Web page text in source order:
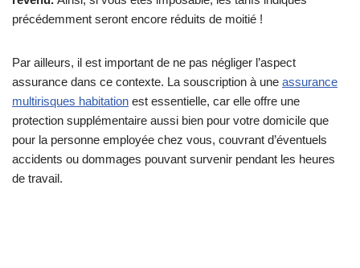
précédemment seront encore réduits de moitié !
Par ailleurs, il est important de ne pas négliger l’aspect
assurance dans ce contexte. La souscription à une assurance
multirisques habitation est essentielle, car elle offre une
protection supplémentaire aussi bien pour votre domicile que
pour la personne employée chez vous, couvrant d’éventuels
accidents ou dommages pouvant survenir pendant les heures
de travail.